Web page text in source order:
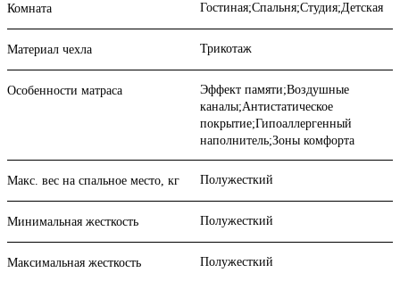
Комната Гостиная;Спальня;Студия;Детская
Материал чехла Трикотаж
Особенности матраса
Эффект памяти;Воздушные
каналы;Антистатическое
покрытие;Гипоаллергенный
наполнитель;Зоны комфорта
Макс. вес на спальное место, кг Полужесткий
Минимальная жесткость Полужесткий
Максимальная жесткость Полужесткий